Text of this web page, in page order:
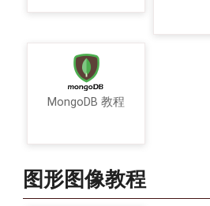
MongoDB 教程
图形图像教程